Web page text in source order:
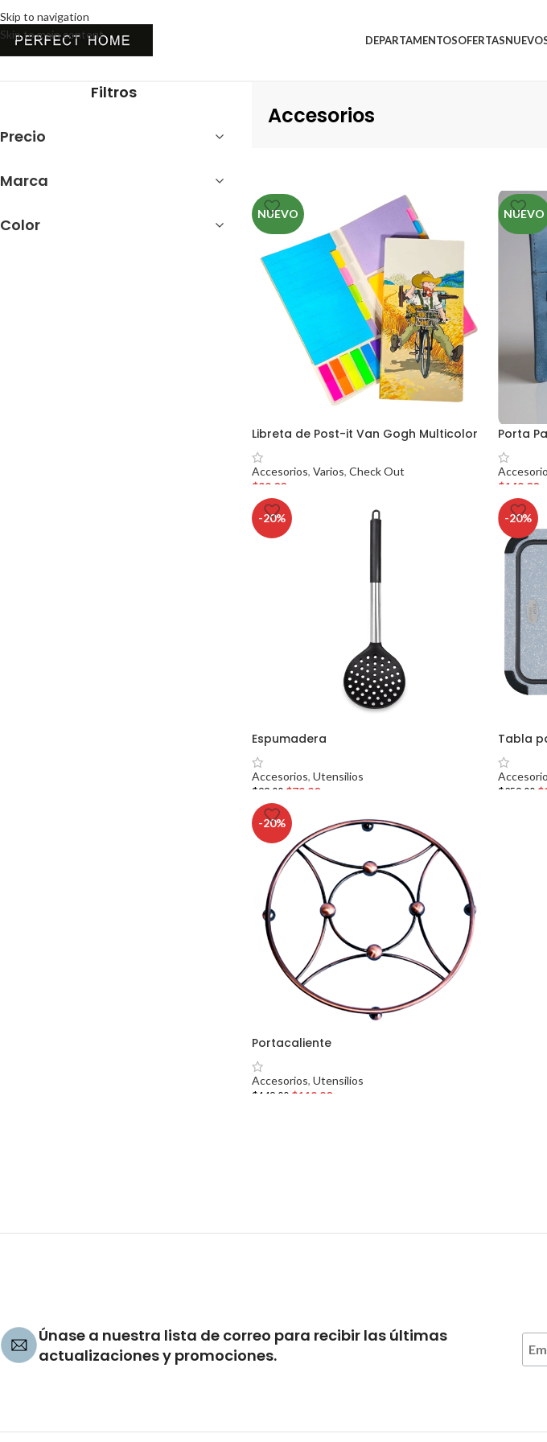
Skip to navigation
Skip to main content
DEPARTAMENTOSOFERTAS
Filtros
Precio
Marca
Color
Accesorios
NUEVO
Libreta de Post-it Van Gogh Multicolor
Accesorios, Varios, Check Out
$99.00
NUEVO
Porta
$149.00
-20%
Espumadera
Accesorios, Utensilios
$99.00 $79.20
-20%
Tabla
$259.00 $
-20%
Portacaliente
Accesorios, Utensilios
$ 149.00 $119.20
Únase a nuestra lista de correo para recibir las últimas
actualizaciones y promociones.